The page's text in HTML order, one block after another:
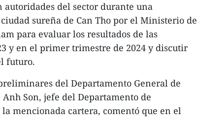
del sector durante una
sureña de Can Tho por el Ministerio de
para evaluar los resultados de las
y en el primer trimestre de 2024 y discutir
futuro.
del Departamento General de
Son, jefe del Departamento de
mencionada cartera, comentó que en el